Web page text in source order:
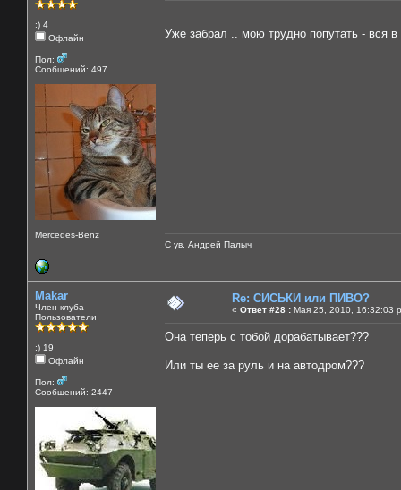
:) 4
Офлайн
Пол:
Сообщений: 497
Mercedes-Benz
Уже забрал .. мою трудно попутать - вся
С ув. Андрей Палыч
Makar
Член клуба
Пользователи
:) 19
Офлайн
Пол:
Сообщений: 2447
Re: СИСЬКИ или ПИВО?
« Ответ #28 : Мая 25, 2010, 16:32:03
Она теперь с тобой дорабатывает???
Или ты ее за руль и на автодром???